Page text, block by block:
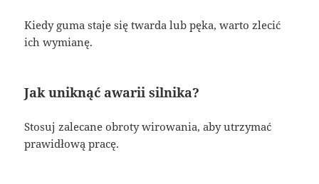
Kiedy guma staje się twarda lub pęka, warto zlecić
ich wymianę.
Jak uniknąć awarii silnika?
Stosuj zalecane obroty wirowania, aby utrzymać
prawidłową pracę.